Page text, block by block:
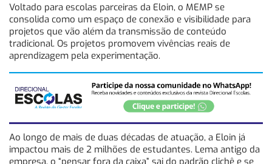
Voltado para escolas parceiras da Eloin, o MEMP se
consolida como um espaço de conexão e visibilidade para
projetos que vão além da transmissão de conteúdo
tradicional. Os projetos promovem vivências reais de
aprendizagem pela experimentação.
Ao longo de mais de duas décadas de atuação, a Eloin já
impactou mais de 2 milhões de estudantes. Lema antigo da